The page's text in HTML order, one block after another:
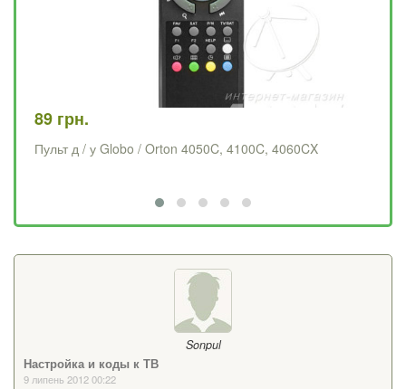
89 грн.
Пульт д / у Globo / Orton 4050C, 4100C, 4060CX
Sonpul
Настройка и коды к ТВ
9 липень 2012 00:22